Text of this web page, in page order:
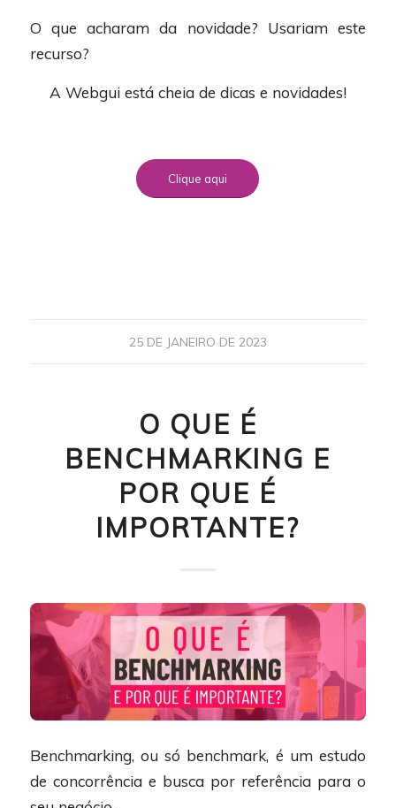
O que acharam da novidade? Usariam este
recurso?
A Webgui está cheia de dicas e novidades!
Clique aqui
25 DE JANEIRO DE 2023
O QUE É
BENCHMARKING E
POR QUE É
IMPORTANTE?
Benchmarking, ou só benchmark, é um estudo
de concorrência e busca por referência para o